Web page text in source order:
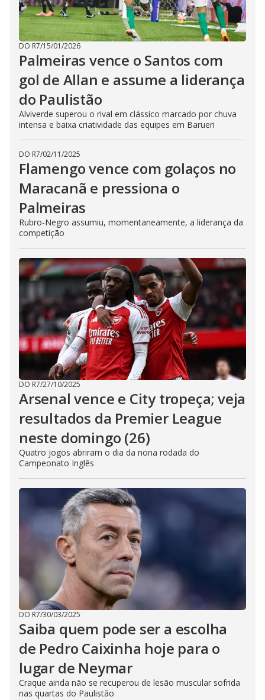
DO R7/15/01/2026
Palmeiras vence o Santos com
gol de Allan e assume a liderança
do Paulistão
Alviverde superou o rival em clássico marcado por chuva
intensa e baixa criatividade das equipes em Barueri
DO R7/02/11/2025
Flamengo vence com golaços no
Maracanã e pressiona o
Palmeiras
Rubro-Negro assumiu, momentaneamente, a liderança da
competição
DO R7/27/10/2025
Arsenal vence e City tropeça; veja
resultados da Premier League
neste domingo (26)
Quatro jogos abriram o dia da nona rodada do
Campeonato Inglês
DO R7/30/03/2025
Saiba quem pode ser a escolha
de Pedro Caixinha hoje para o
lugar de Neymar
Craque ainda não se recuperou de lesão muscular sofrida
nas quartas do Paulistão